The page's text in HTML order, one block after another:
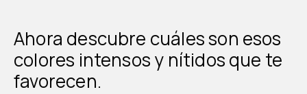
Ahora descubre cuáles son esos
colores intensos y nítidos que te
favorecen.